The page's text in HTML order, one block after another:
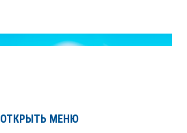
ОТКРЫТЬ МЕНЮ